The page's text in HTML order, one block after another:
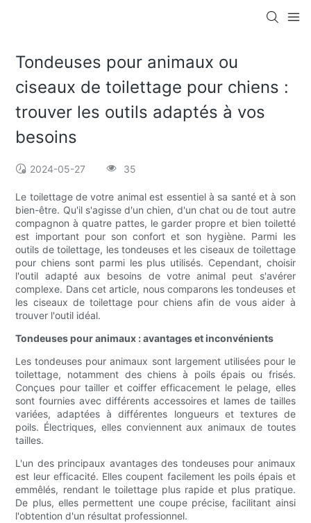
Tondeuses pour animaux ou
ciseaux de toilettage pour chiens :
trouver les outils adaptés à vos
besoins
2024-05-27 35
Le toilettage de votre animal est essentiel à sa santé et à son
bien-être. Qu'il s'agisse d'un chien, d'un chat ou de tout autre
compagnon à quatre pattes, le garder propre et bien toiletté
est important pour son confort et son hygiène. Parmi les
outils de toilettage, les tondeuses et les ciseaux de toilettage
pour chiens sont parmi les plus utilisés. Cependant, choisir
l'outil adapté aux besoins de votre animal peut s'avérer
complexe. Dans cet article, nous comparons les tondeuses et
les ciseaux de toilettage pour chiens afin de vous aider à
trouver l'outil idéal.
Tondeuses pour animaux : avantages et inconvénients
Les tondeuses pour animaux sont largement utilisées pour le
toilettage, notamment des chiens à poils épais ou frisés.
Conçues pour tailler et coiffer efficacement le pelage, elles
sont fournies avec différents accessoires et lames de tailles
variées, adaptées à différentes longueurs et textures de
poils. Électriques, elles conviennent aux animaux de toutes
tailles.
L'un des principaux avantages des tondeuses pour animaux
est leur efficacité. Elles coupent facilement les poils épais et
emmêlés, rendant le toilettage plus rapide et plus pratique.
De plus, elles permettent une coupe précise, facilitant ainsi
l'obtention d'un résultat professionnel.